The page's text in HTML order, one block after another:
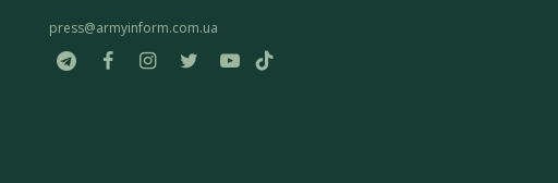
press@armyinform.com.ua